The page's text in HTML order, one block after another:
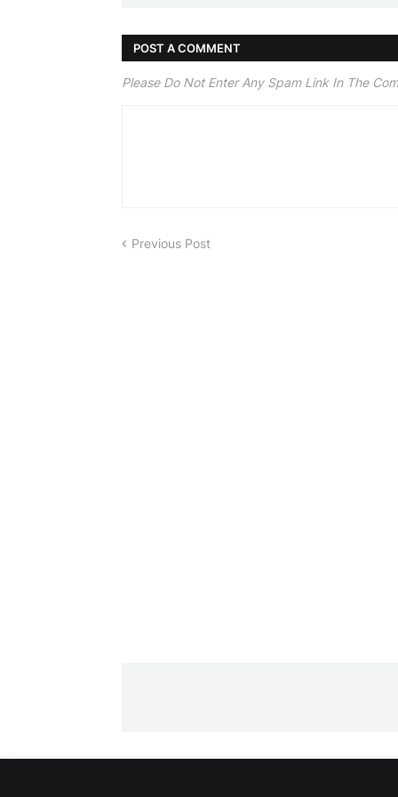
POST A COMMENT
Please Do Not Enter Any Spam Link In The
Previous Post